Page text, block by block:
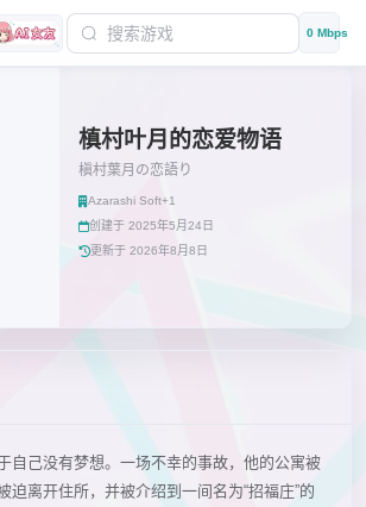
0 Mbps
槙村叶月的恋爱物语
槇村葉月の恋語り
Azarashi Soft+1
创建于 2025年5月24日
更新于 2026年8月8日
自己没有梦想。一场不幸的事故，他的公寓被
迫离开住所，并被介绍到一间名为“招福庄”的